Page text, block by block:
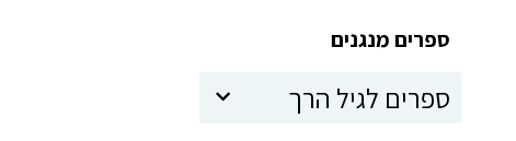
ספרים מנגנים
ספרים לגיל הרך